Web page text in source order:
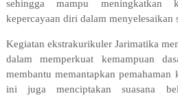
sehingga mampu meningkatkan
kepercayaan diri dalam menyelesaikan
Kegiatan ekstrakurikuler Jarimatika
dalam memperkuat kemampuan
membantu memantapkan pemahaman
ini juga menciptakan suasana